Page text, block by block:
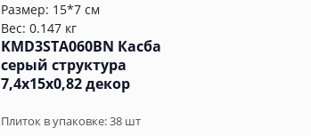
Размер: 15*7 см
Вес: 0.147 кг
KMD3STA060BN Касба
серый структура
7,4x15x0,82 декор
Плиток в упаковке:38 шт